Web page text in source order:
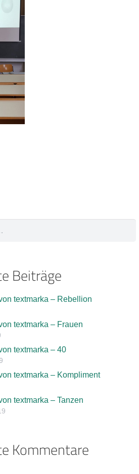
Beiträge
textmarka – Rebellion
textmarka – Frauen
textmarka – 40
textmarka – Kompliment
textmarka – Tanzen
Kommentare